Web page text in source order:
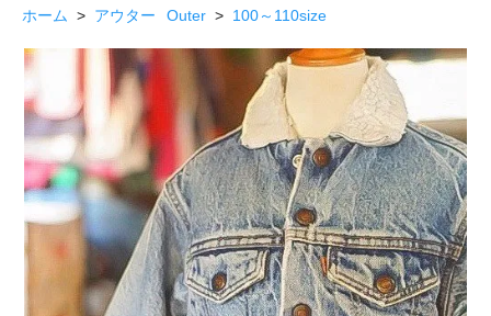
ホーム > アウター Outer > 100～110size